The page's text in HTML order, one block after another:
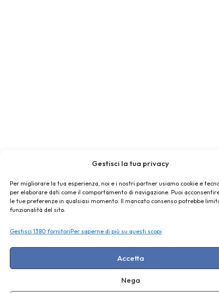
Gestisci la tua privacy
Per migliorare la tua esperienza, noi e i nostri partner usiamo cookie e
per elaborare dati come il comportamento di navigazione. Puoi
le tue preferenze in qualsiasi momento. Il mancato consenso potrebbe
funzionalità del sito.
Gestisci 1380 fornitoriPer saperne di più su questi scopi
Accetta
Nega